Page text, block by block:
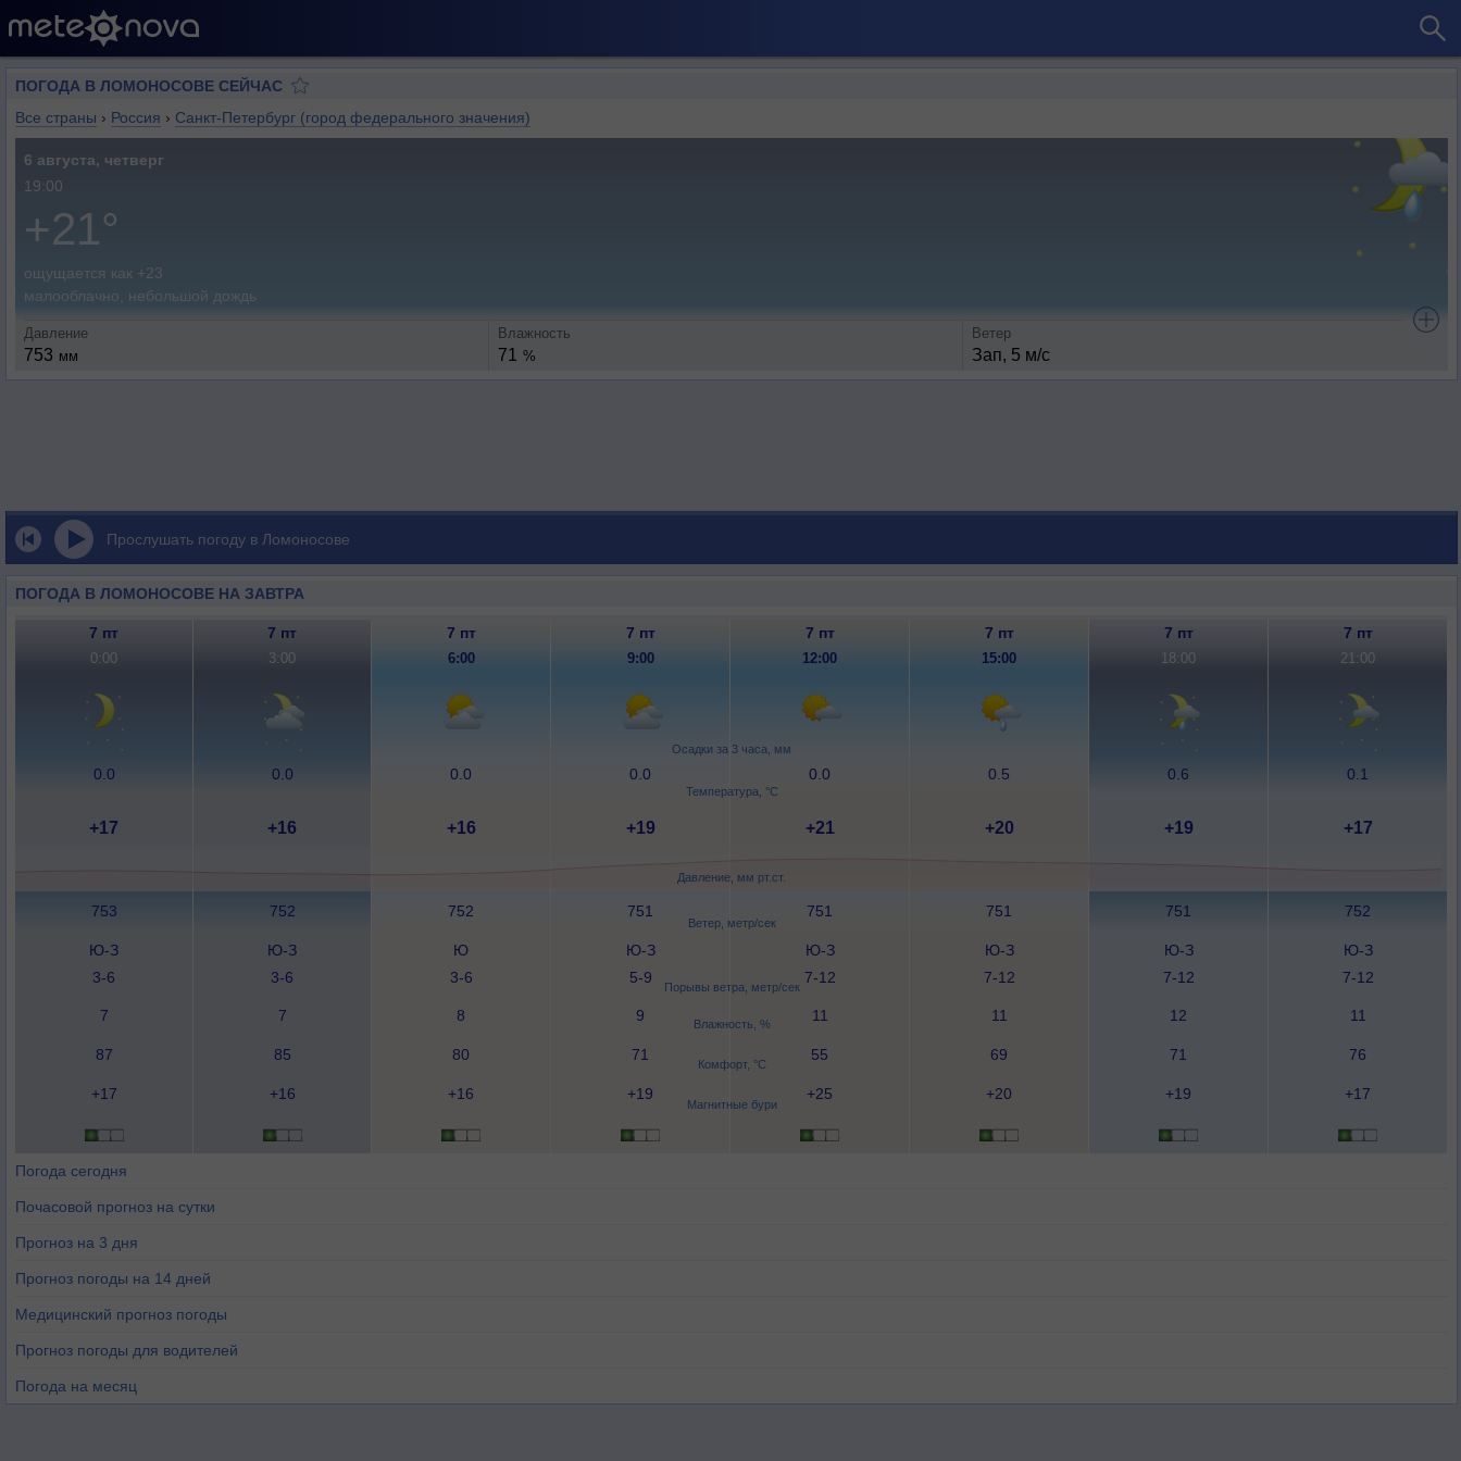
ПОГОДА В ЛОМОНОСОВЕ СЕЙЧАС
Все страны › Россия › Санкт-Петербург (город федерального значения)
6 августа, четверг
19:00
+21°
ощущается как +23
малооблачно, небольшой дождь
Давление
753 мм
Влажность
71 %
Ветер
Зап, 5 м/с
Прослушать погоду в Ломоносове
ПОГОДА В ЛОМОНОСОВЕ НА ЗАВТРА
Осадки за 3 часа, мм
Температура, °C
Давление, мм рт.ст.
Ветер, метр/сек
Порывы ветра, метр/сек
Влажность, %
Комфорт, °C
Магнитные бури
7 пт 7 пт 7 пт 7 пт 7 пт 7 пт 7 пт 7 пт
0:00 3:00 6:00 9:00 12:00 15:00 18:00 21:00
0.0 0.0 0.0 0.0 0.0 0.5 0.6 0.1
+17 +16 +16 +19 +21 +20 +19 +17
753 752 752 751 751 751 751 752
Ю-З
3-6
Ю-З
3-6
Ю
3-6
Ю-З
5-9
Ю-З
7-12
Ю-З
7-12
Ю-З
7-12
Ю-З
7-12
7 7 8 9 11 11 12 11
87 85 80 71 55 69 71 76
+17 +16 +16 +19 +25 +20 +19 +17
Погода сегодня
Почасовой прогноз на сутки
Прогноз на 3 дня
Прогноз погоды на 14 дней
Медицинский прогноз погоды
Прогноз погоды для водителей
Погода на месяц